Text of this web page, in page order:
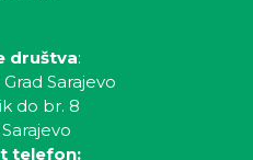
društva:
Sarajevo
do br. 8
telefon: